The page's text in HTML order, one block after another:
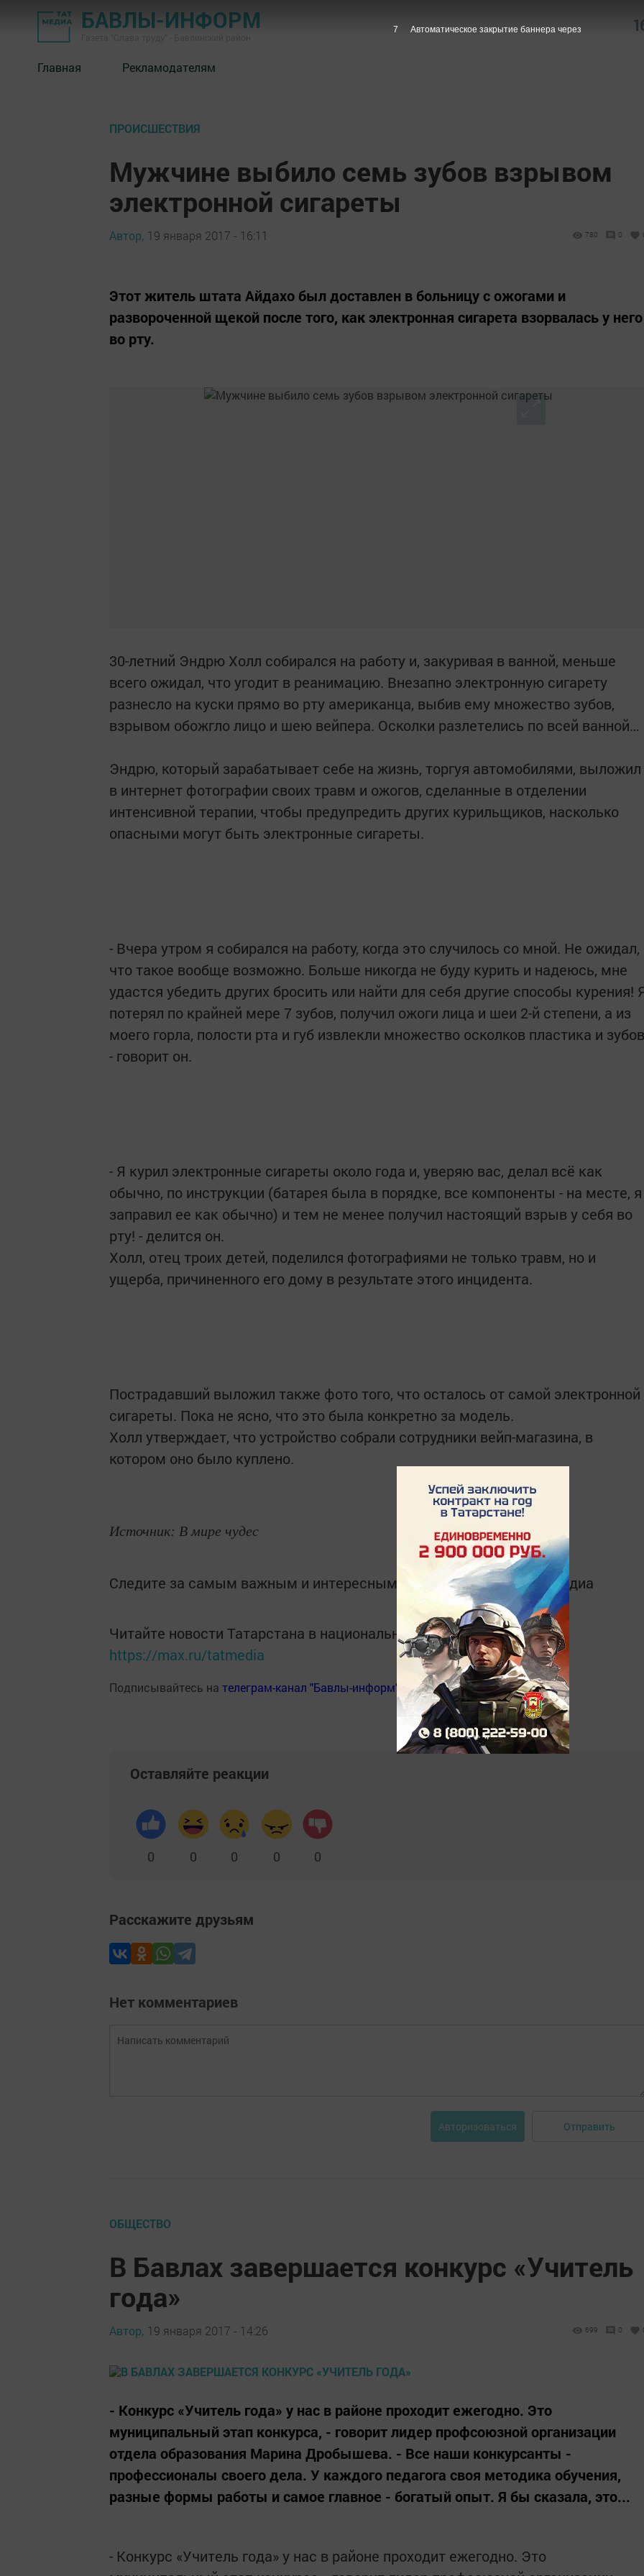
БАВЛЫ-ИНФОРМ
Главная Рекламодателям
ПРОИСШЕСТВИЯ
Мужчине выбило семь зубов взрывом
электронной сигареты
Автор, 19 января 2017 - 16:11 780 0
Этот житель штата Айдахо был доставлен в больницу с ожогами и
развороченной щекой после того, как электронная сигарета взорвалась у него
во рту.
30-летний Эндрю Холл собирался на работу и, закуривая в ванной, меньше
всего ожидал, что угодит в реанимацию. Внезапно электронную сигарету
разнесло на куски прямо во рту американца, выбив ему множество зубов,
взрывом обожгло лицо и шею вейпера. Осколки разлетелись по всей ванной…
Эндрю, который зарабатывает себе на жизнь, торгуя автомобилями, выложил
в интернет фотографии своих травм и ожогов, сделанные в отделении
интенсивной терапии, чтобы предупредить других курильщиков, насколько
опасными могут быть электронные сигареты.
- Вчера утром я собирался на работу, когда это случилось со мной. Не ожидал,
что такое вообще возможно. Больше никогда не буду курить и надеюсь, мне
удастся убедить других бросить или найти для себя другие способы курения!
потерял по крайней мере 7 зубов, получил ожоги лица и шеи 2-й степени, а из
моего горла, полости рта и губ извлекли множество осколков пластика и зубов
- говорит он.
- Я курил электронные сигареты около года и, уверяю вас, делал всё как
обычно, по инструкции (батарея была в порядке, все компоненты - на месте, я
заправил ее как обычно) и тем не менее получил настоящий взрыв у себя во
рту! - делится он.
Холл, отец троих детей, поделился фотографиями не только травм, но и
ущерба, причиненного его дому в результате этого инцидента.
Пострадавший выложил также фото того, что осталось от самой электронной
сигареты. Пока не ясно, что это была конкретно за модель.
Холл утверждает, что устройство собрали сотрудники вейп-магазина, в
котором оно было куплено.
Источник: В мире чудес
Следите за самым важным и интересным вTelegram-каналеТатмедиа
Читайте новости Татарстана в национальном мессенджере MАХ:
https://max.ru/tatmedia
Подписывайтесь на телеграм-канал "Бавлы-информ"
Оставляйте реакции
0 0 0 0 0
Расскажите друзьям
Нет комментариев
Авторизоваться Отправить
ОБЩЕСТВО
В Бавлах завершается конкурс «Учитель
года»
Автор, 19 января 2017 - 14:26 699 0
- Конкурс «Учитель года» у нас в районе проходит ежегодно. Это
муниципальный этап конкурса, - говорит лидер профсоюзной организации
отдела образования Марина Дробышева. - Все наши конкурсанты -
профессионалы своего дела. У каждого педагога своя методика обучения,
разные формы работы и самое главное - богатый опыт. Я бы сказала, это...
- Конкурс «Учитель года» у нас в районе проходит ежегодно. Это
6 Автоматическое закрытие баннера через